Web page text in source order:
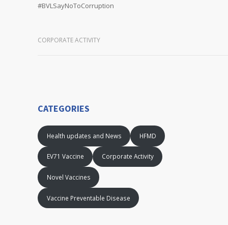
#BVLSayNoToCorruption
CORPORATE ACTIVITY
CATEGORIES
Health updates and News HFMD
EV71 Vaccine Corporate Activity
Novel Vaccines
Vaccine Preventable Disease